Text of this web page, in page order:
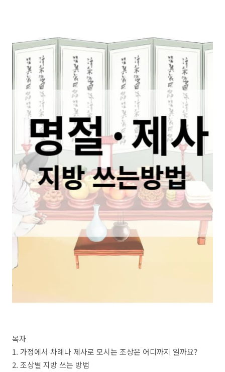
목차
1. 가정에서 차례나 제사로 모시는 조상은 어디까지 일까요?
2. 조상별 지방 쓰는 방법